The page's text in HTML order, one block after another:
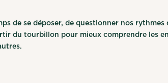
de se déposer, de questionner nos
du tourbillon pour mieux comprendre les